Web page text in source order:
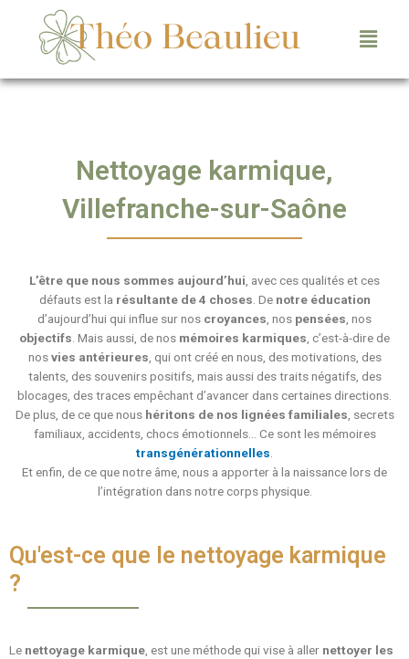
Nettoyage karmique,
Villefranche-sur-Saône
L’être que nous sommes aujourd’hui , avec ces qualités et ces
défauts est la résultante de 4 choses . De notre éducation
d’aujourd’hui qui influe sur nos croyances , nos pensées , nos
objectifs . Mais aussi, de nos mémoires karmiques , c’est-à-dire de
nosvies antérieures , qui ont créé en nous, des motivations, des
talents, des souvenirs positifs, mais aussi des traits négatifs, des
blocages, des traces empêchant d’avancer dans certaines directions.
De plus, de ce que nous héritons de nos lignées familiales , secrets
familiaux, accidents, chocs émotionnels… Ce sont les mémoires
transgénérationnelles
Et enfin, de ce que notre âme, nous a apporter à la naissance lors de
l’intégration dans notre corps physique.
Qu'est-ce que le nettoyage karmique
?
Le nettoyage karmique , est une méthode qui vise à aller nettoyer les